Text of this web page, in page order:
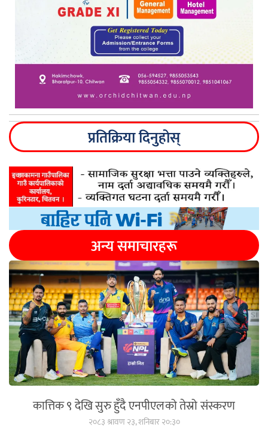
प्रतिक्रिया दिनुहोस्
अन्य समाचारहरू
कात्तिक ९ देखि सुरु हुँदै एनपीएलको तेस्रो संस्करण
२०८३ श्रावण २३, शनिबार २०:३०